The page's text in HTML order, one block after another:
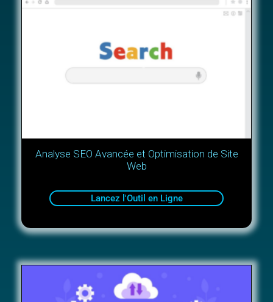
Analyse SEO Avancée et Optimisation de Site
Web
Lancez l'Outil en Ligne